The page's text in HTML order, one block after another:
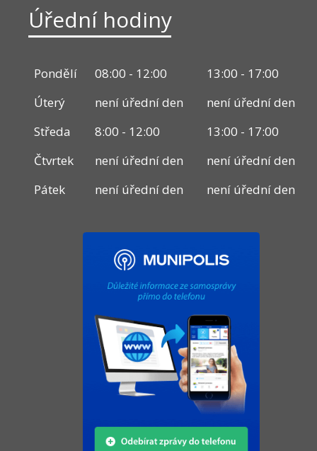
Úřední hodiny
Pondělí 08:00 - 12:00
13:00 - 17:00
Úterý
není úřední den
není úřední den
Středa
8:00 - 12:00
13:00 - 17:00
Čtvrtek
není úřední den
není úřední den
Pátek
není úřední den není úřední den